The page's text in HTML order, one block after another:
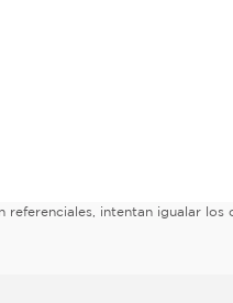
referenciales, intentan igualar